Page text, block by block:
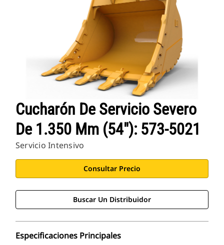
Cucharón De Servicio Severo
De 1.350 Mm (54"): 573-5021
Servicio Intensivo
Consultar Precio
Buscar Un Distribuidor
Especificaciones Principales